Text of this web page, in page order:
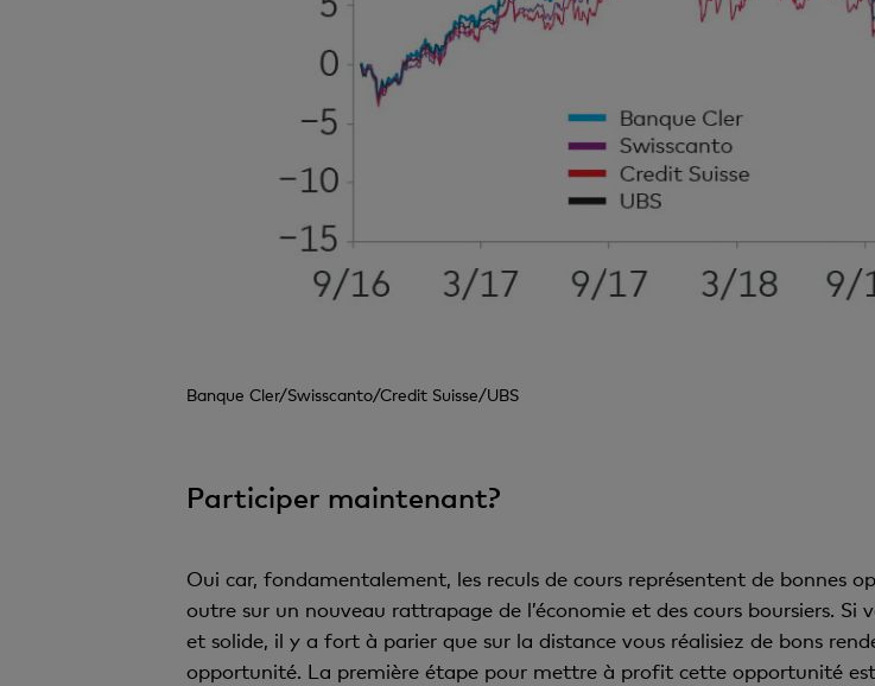
Banque Cler/Swisscanto/Credit Suisse/UBS
Participer maintenant?
Oui car, fondamentalement, les reculs de cours représentent de bonnes
outre sur un nouveau rattrapage de l’économie et des cours boursiers.
et solide, il y a fort à parier que sur la distance vous réalisiez de bons
opportunité. La première étape pour mettre à profit cette opportunité est